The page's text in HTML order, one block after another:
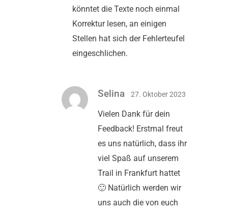
könntet die Texte noch einmal
Korrektur lesen, an einigen
Stellen hat sich der Fehlerteufel
eingeschlichen.
Selina 27. Oktober 2023
Vielen Dank für dein
Feedback! Erstmal freut
es uns natürlich, dass ihr
viel Spaß auf unserem
Trail in Frankfurt hattet
🙂 Natürlich werden wir
uns auch die von euch